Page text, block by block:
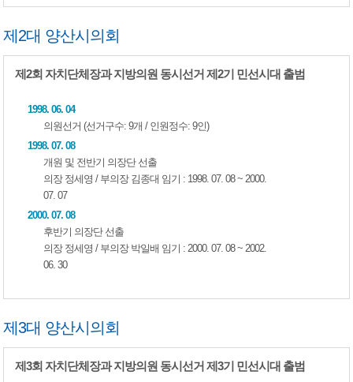
제2대 양산시의회
제2회 자치단체장과 지방의원 동시선거 제2기 민선시대 출범
1998. 06. 04
의원선거 (선거구수: 9개 / 인원정수: 9인)
1998. 07. 08
개원 및 전반기 의장단 선출
의장 정세영 / 부의장 김종대 임기 : 1998. 07. 08 ~ 2000.
07. 07
2000. 07. 08
후반기 의장단 선출
의장 정세영 / 부의장 박일배 임기 : 2000. 07. 08 ~ 2002.
06. 30
제3대 양산시의회
제3회 자치단체장과 지방의원 동시선거 제3기 민선시대 출범